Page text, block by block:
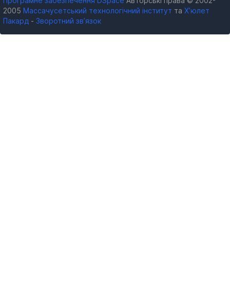
2005 Массачусетський технологічний інститут та Х’юлет
Пакард - Зворотний зв’язок